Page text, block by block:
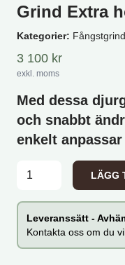
Grind Extra
Kategorier:
3 100 kr
exkl. moms
Med dessa
och snabbt
enkelt
Grind Extra hög 3m
LÄGG
Leveranssätt -
Kontakta oss om du